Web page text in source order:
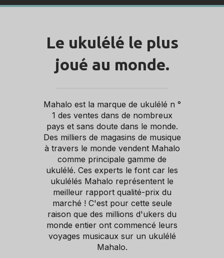
Le ukulélé le plus
joué au monde.
Mahalo est la marque de ukulélé n °
1 des ventes dans de nombreux
pays et sans doute dans le monde.
Des milliers de magasins de musique
à travers le monde vendent Mahalo
comme principale gamme de
ukulélé. Ces experts le font car les
ukulélés Mahalo représentent le
meilleur rapport qualité-prix du
marché ! C'est pour cette seule
raison que des millions d'ukers du
monde entier ont commencé leurs
voyages musicaux sur un ukulélé
Mahalo.